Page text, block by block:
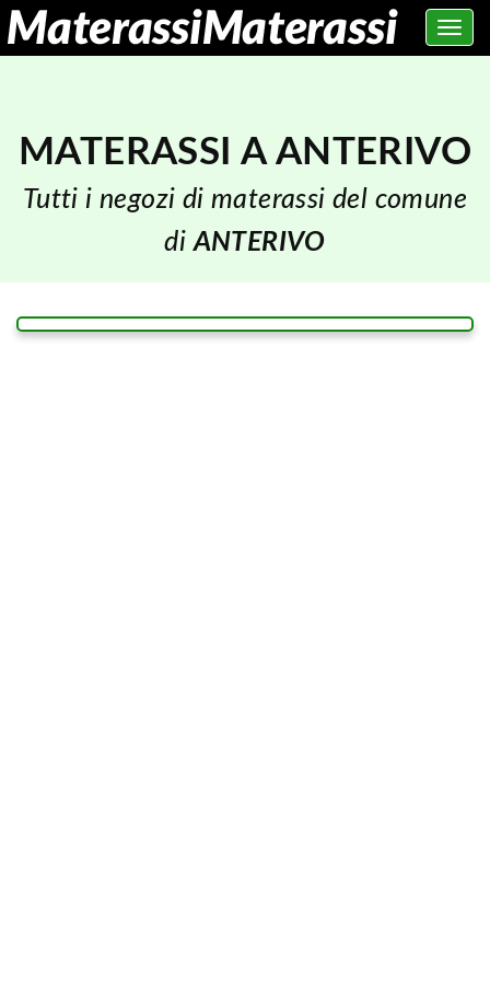
Toggle
MATERASSI A ANTERIVO
Tutti i negozi di materassi del comune
diANTERIVO